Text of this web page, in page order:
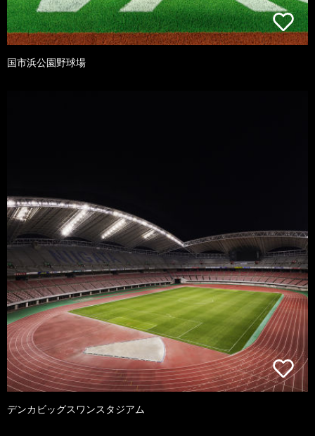
国市浜公園野球場
デンカビッグスワンスタジアム